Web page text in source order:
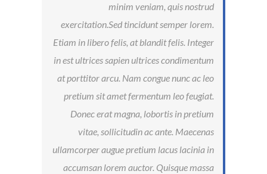
minim veniam, quis nostrud
exercitation.Sed tincidunt semper lorem.
Etiam in libero felis, at blandit felis. Integer
in est ultrices sapien ultrices condimentum
at porttitor arcu. Nam congue nunc ac leo
pretium sit amet fermentum leo feugiat.
Donec erat magna, lobortis in pretium
vitae, sollicitudin ac ante. Maecenas
ullamcorper augue pretium lacus lacinia in
accumsan lorem auctor. Quisque massa